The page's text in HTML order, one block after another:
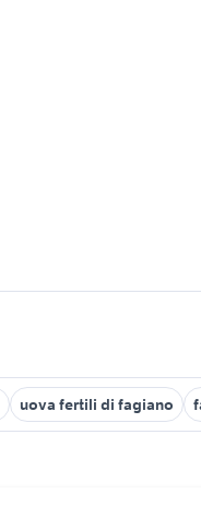
uova fertili di fagiano